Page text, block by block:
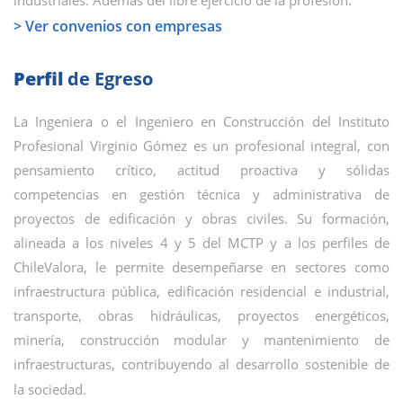
> Ver convenios con empresas
Perfil de Egreso
La Ingeniera o el Ingeniero en Construcción del Instituto
Profesional Virginio Gómez es un profesional integral, con
pensamiento crítico, actitud proactiva y sólidas
competencias en gestión técnica y administrativa de
proyectos de edificación y obras civiles. Su formación,
alineada a los niveles 4 y 5 del MCTP y a los perfiles de
ChileValora, le permite desempeñarse en sectores como
infraestructura pública, edificación residencial e industrial,
transporte, obras hidráulicas, proyectos energéticos,
minería, construcción modular y mantenimiento de
infraestructuras, contribuyendo al desarrollo sostenible de
la sociedad.